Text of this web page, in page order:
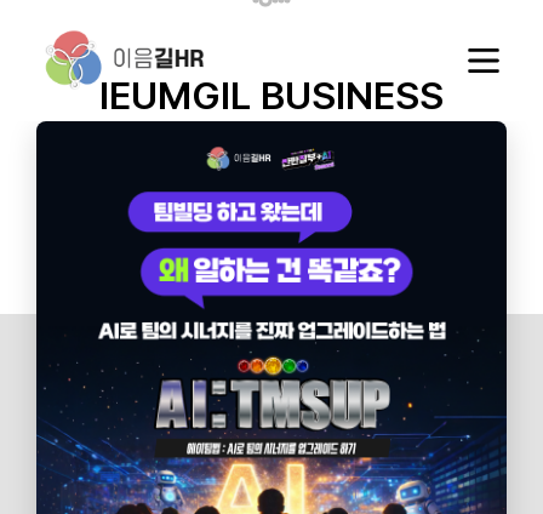
IEUMGIL BUSINESS
여러분의 행복을 잇습니다.
전직지원
Learning &
Development
기업교육
생애설계
IEUM Tech
지원시스템
NEWS &NOTICE
이음길의 최신 소식과 보도자료를 확인하실 수 있습니다.